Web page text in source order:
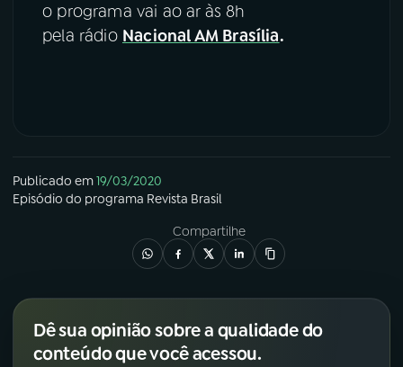
o programa vai ao ar às 8h
pela rádio Nacional AM Brasília.
Publicado em19/03/2020
Episódio do programa Revista Brasil
Compartilhe
Dê sua opinião sobre a qualidade do
conteúdo que você acessou.